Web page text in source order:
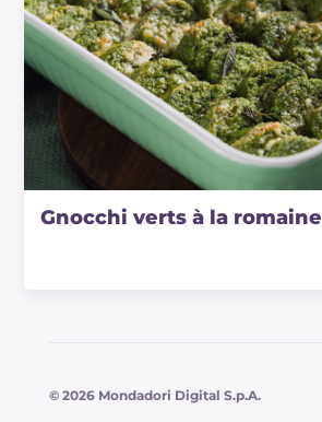
Gnocchi verts à la romaine
© 2026 Mondadori Digital S.p.A.